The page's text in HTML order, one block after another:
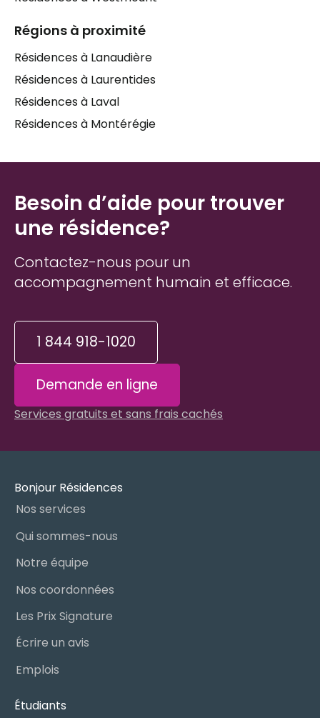
Régions à proximité
Résidences à Lanaudière
Résidences à Laurentides
Résidences à Laval
Résidences à Montérégie
Besoin d’aide pour trouver
une résidence?
Contactez-nous pour un
accompagnement humain et efficace.
1 844 918-1020
Demande en ligne
Services gratuits et sans frais cachés
Bonjour Résidences
Nos services
Qui sommes-nous
Notre équipe
Nos coordonnées
Les Prix Signature
Écrire un avis
Emplois
Étudiants